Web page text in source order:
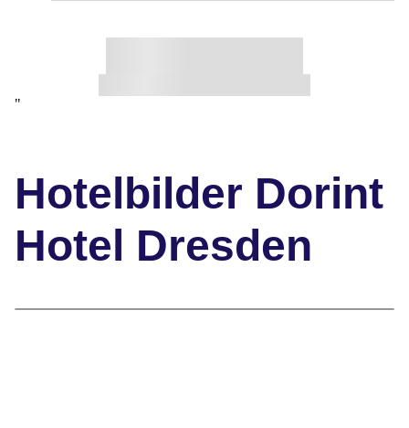
"
Hotelbilder Dorint
Hotel Dresden